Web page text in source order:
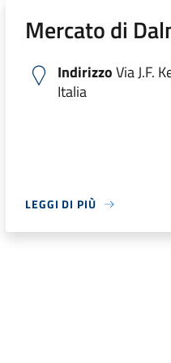
Mercato di
IndirizzoVia J.F.
Italia
LEGGI DI PIÙ